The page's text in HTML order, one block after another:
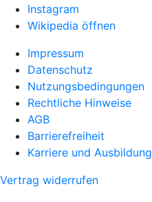
Instagram
Wikipedia öffnen
Impressum
Datenschutz
Nutzungsbedingungen
Rechtliche Hinweise
AGB
Barrierefreiheit
Karriere und Ausbildung
Vertrag widerrufen